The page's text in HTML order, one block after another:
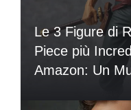
Le 3 Figure di
Piece più
Amazon: Un